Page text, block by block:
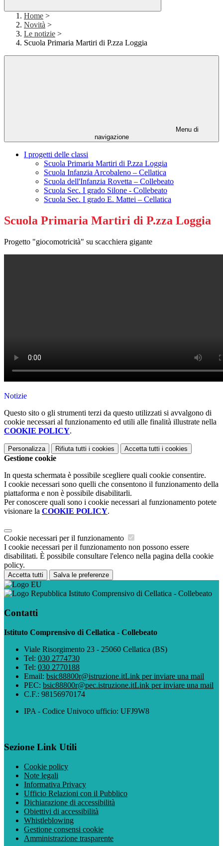
Home >
Novità >
Le notizie >
Scuola Primaria Martiri di P.zza Loggia
Menu di
navigazione
I progetti delle classi
Scuola Primaria Martiri di P.zza Loggia
Scuola Infanzia Arcobaleno – Cellatica
Scuola dell'Infanzia Rovetta – Collebeato
Scuola Sec. I grado Silone - Collebeato
Scuola Sec. I grado E. Mattei – Cellatica
Scuola Primaria Martiri di P.zza Loggia
Progetto "giocomotricità" su scacchiera gigante
Notizie
Questo sito o gli strumenti terzi da questo utilizzati si avvalgono di
cookie necessari al funzionamento ed utili alle finalità illustrate nella
COOKIE POLICY.
Personalizza Rifiuta tutti i cookies Accetta tutti i cookies
Gestione cookie
In questa schermata è possibile scegliere quali cookie consentire.
I cookie necessari sono quelli che consentono il funzionamento della
piattaforma e non è possibile disabilitarli.
Per conoscere quali sono i cookie necessari al funzionamento potete
visionare la COOKIE POLICY.
Cookie necessari per il funzionamento
I cookie necessari per il funzionamento non possono essere
disabilitati. È possibile consultare l'elenco nella pagina della cookie
policy.
Accetta tutti Salva le preferenze
Istituto Comprensivo di Cellatica - Collebeato
Contatti
Istituto Comprensivo di Cellatica - Collebeato
Viale Risorgimento 23 - 25060 Cellatica (BS)
Tel: 030 2774730
Tel: 030 2770188
Email: bsic88800r@istruzione.itLink per inviare una mail
PEC: bsic88800r@pec.istruzione.itLink per inviare una mail
C.F.: 98156970174
IPA - Codice Univoco ufficio: UFJ9W8
Sezione Link Utili
Cookie policy
Note legali
Informativa Privacy
Ufficio Relazioni con il Pubblico
Dichiarazione di accessibilità
Obiettivi di accessibilità
Whistleblowing
Gestione consensi cookie
Amministrazione trasparente